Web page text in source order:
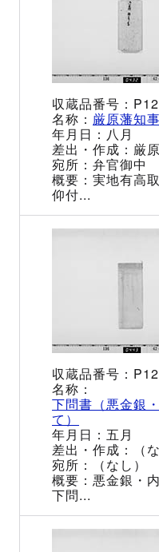
厳原藩知
八月
厳
弁官御中
実地有高
仰付...
下問書（悪金銀
て）
五月
（
（なし）
悪金銀・
下問...